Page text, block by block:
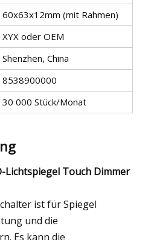
60x63x12mm (mit Rahmen)
XYX oder OEM
Shenzhen, China
8538900000
30 000 Stück/Monat
Lichtspiegel Touch Dimmer
ist für Spiegel
und die
Es kann die